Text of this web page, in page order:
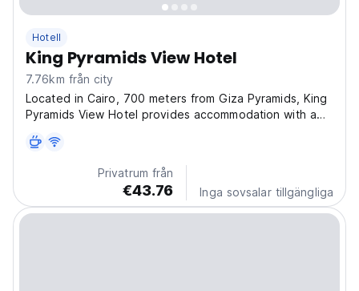
Hotell
King Pyramids View Hotel
7.76km från city
Located in Cairo, 700 meters from Giza Pyramids, King
Pyramids View Hotel provides accommodation with a
restaurant. The property is around 2.3 km from Great
Sphinx, 14 km from Cairo Tower and 14 km from...
Privatrum från
€43.76 Inga sovsalar tillgängliga